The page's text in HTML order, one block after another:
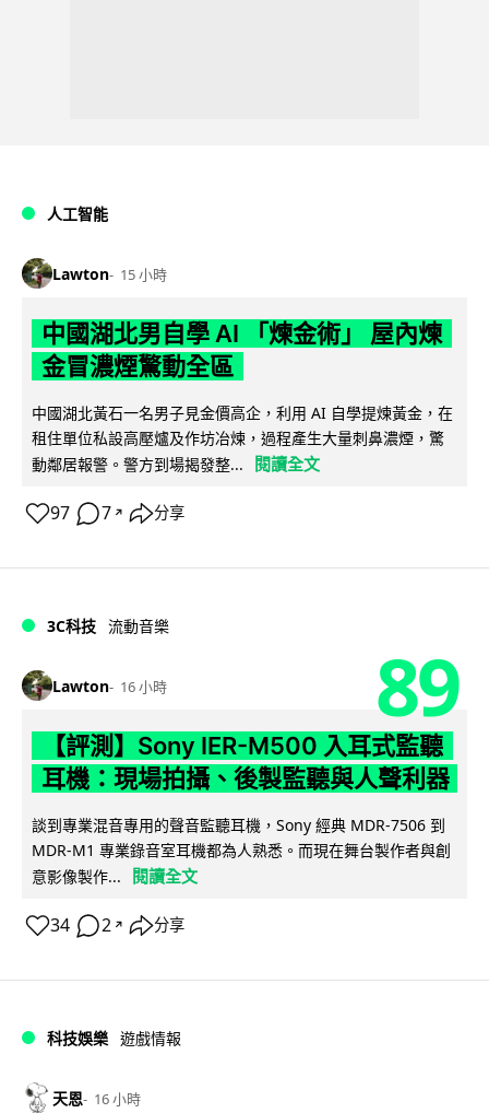
人工智能
Lawton 15 小時
中國湖北男自學 AI 「煉金術」 屋內煉
金冒濃煙驚動全區
中國湖北黃石一名男子見金價高企，利用 AI 自學提煉黃金，在
租住單位私設高壓爐及作坊冶煉，過程產生大量刺鼻濃煙，驚
動鄰居報警。警方到場揭發整...
閱讀全文
97 7 ↗ 分享
3C科技 流動音樂
Lawton 16 小時 89
【評測】Sony IER-M500 入耳式監聽
耳機：現場拍攝、後製監聽與人聲利器
談到專業混音專用的聲音監聽耳機，Sony 經典 MDR-7506 到
MDR-M1 專業錄音室耳機都為人熟悉。而現在舞台製作者與創
意影像製作...
閱讀全文
34 2 ↗ 分享
科技娛樂 遊戲情報
天恩 16 小時